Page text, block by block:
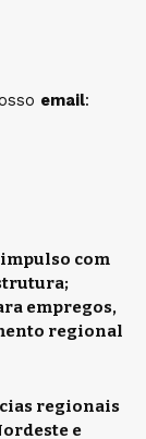
email:
com
empregos,
regional
regionais
e